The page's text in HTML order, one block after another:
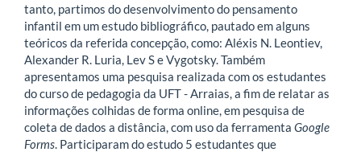
tanto, partimos do desenvolvimento do pensamento
infantil em um estudo bibliográfico, pautado em alguns
teóricos da referida concepção, como: Aléxis N. Leontiev,
Alexander R. Luria, Lev S e Vygotsky. Também
apresentamos uma pesquisa realizada com os estudantes
do curso de pedagogia da UFT - Arraias, a fim de relatar as
informações colhidas de forma online, em pesquisa de
coleta de dados a distância, com uso da ferramenta Google
Forms . Participaram do estudo 5 estudantes que